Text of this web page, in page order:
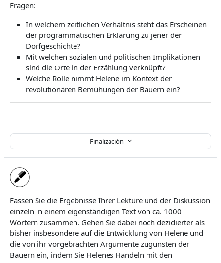
Finalización
Fragen:
In welchem zeitlichen Verhältnis steht das Erscheinen
der programmatischen Erklärung zu jener der
Dorfgeschichte?
Mit welchen sozialen und politischen Implikationen
sind die Orte in der Erzählung verknüpft?
Welche Rolle nimmt Helene im Kontext der
revolutionären Bemühungen der Bauern ein?
Fassen Sie die Ergebnisse Ihrer Lektüre und der Diskussion
einzeln in einem eigenständigen Text von ca. 1000
Wörtern zusammen. Gehen Sie dabei noch dezidierter als
bisher insbesondere auf die Entwicklung von Helene und
die von ihr vorgebrachten Argumente zugunsten der
Bauern ein, indem Sie Helenes Handeln mit den